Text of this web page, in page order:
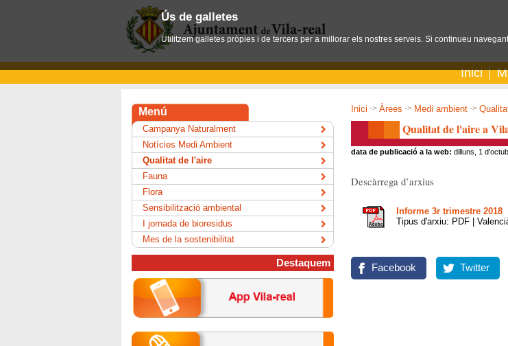
Inici
Inici -> Àrees -> Medi ambient ->
Qualitat de l'aire a
data de publicació a la web: dilluns, 1
Descàrrega d’arxius
Informe 3r trimestre 2018
Tipus d'arxiu: PDF |
Facebook Twitter
Menú
Campanya Naturalment
Notícies Medi Ambient
Qualitat de l'aire
Fauna
Flora
Sensibilització ambiental
I jornada de bioresidus
Mes de la sostenibilitat
Destaquem
Ús de galletes
Utilitzem galletes pròpies i de tercers per a millorar els nostres serveis. Si continueu